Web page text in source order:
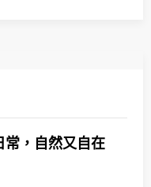
常，自然又自在